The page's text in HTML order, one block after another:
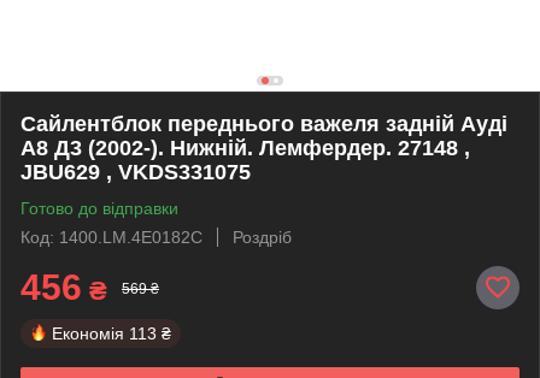
Сайлентблок переднього важеля задній Ауді
А8 Д3 (2002-). Нижній. Лемфердер. 27148 ,
JBU629 , VKDS331075
Готово до відправки
Код: 1400.LM.4E0182C
Роздріб
456 ₴ 569 ₴
Економія 113 ₴